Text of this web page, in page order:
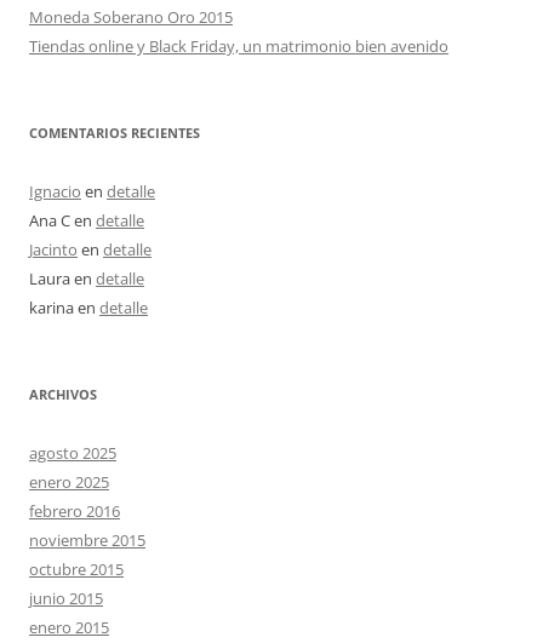
Moneda Soberano Oro 2015
Tiendas online y Black Friday, un matrimonio bien avenido
COMENTARIOS RECIENTES
Ignacio en detalle
Ana Cen detalle
Jacinto en detalle
Lauraen detalle
karinaen detalle
ARCHIVOS
agosto 2025
enero 2025
febrero 2016
noviembre 2015
octubre 2015
junio 2015
enero 2015